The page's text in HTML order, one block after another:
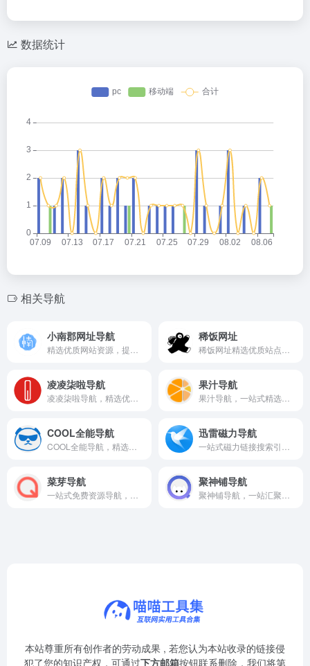
数据统计
相关导航
小南郡网址导航 稀饭网址
凌凌柒啦导航 果汁导航
COOL全能导航 迅雷磁力导航
菜芽导航 聚神铺导航
本站尊重所有创作者的劳动成果 , 若您认为本站收录的链接侵
犯了您的知识产权，可通过下方邮箱按钮联系删除，我们将第